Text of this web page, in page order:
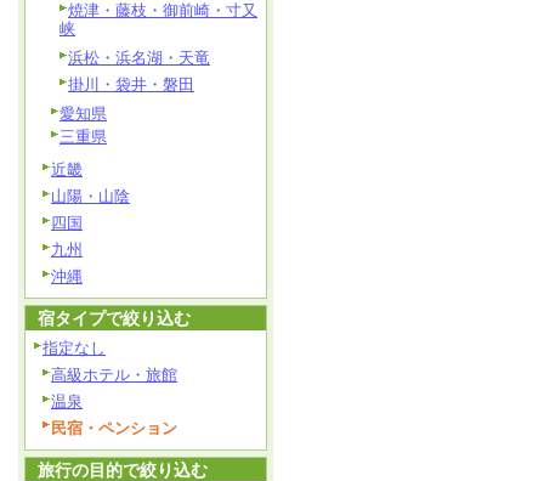
焼津・藤枝・御前崎・寸又
峡
浜松・浜名湖・天竜
掛川・袋井・磐田
愛知県
三重県
近畿
山陽・山陰
四国
九州
沖縄
宿タイプで絞り込む
指定なし
高級ホテル・旅館
温泉
民宿・ペンション
旅行の目的で絞り込む